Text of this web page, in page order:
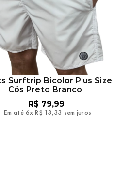
Surftrip Bicolor Plus Size
Cós Preto Branco
R$ 79,99
Em até 6x R$ 13,33 sem juros